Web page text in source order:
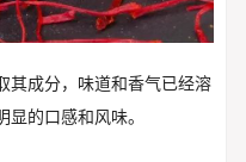
其成分，味道和香气已经溶
的口感和风味。